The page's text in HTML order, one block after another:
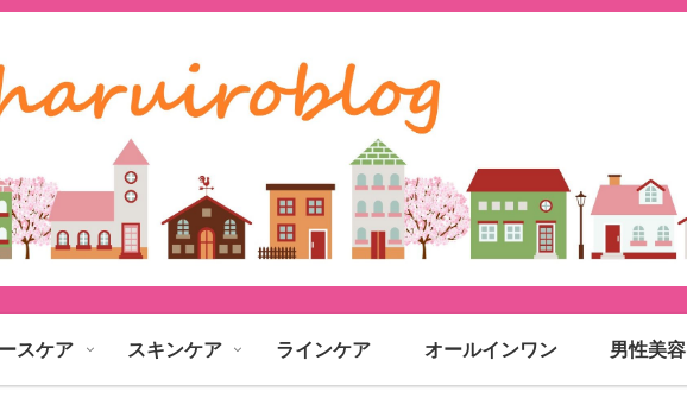
スケア スキンケア ラインケア オールインワン 男性美容